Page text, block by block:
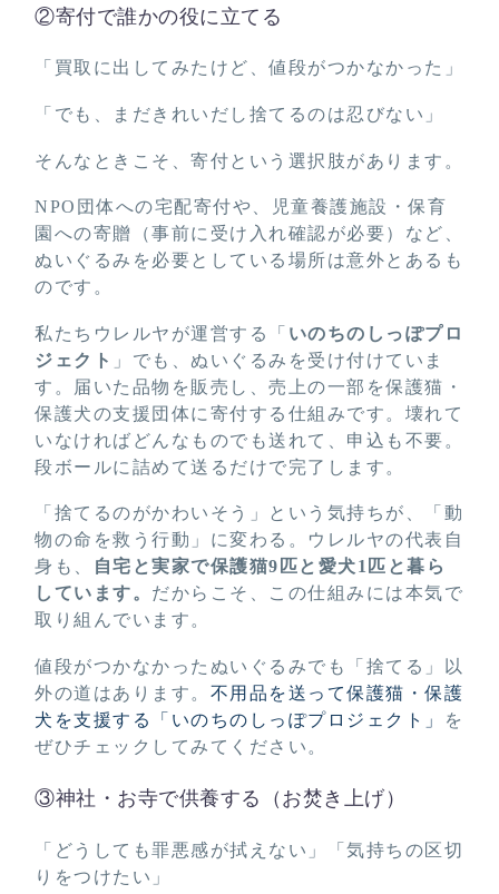
②寄付で誰かの役に立てる
「買取に出してみたけど、値段がつかなかった」
「でも、まだきれいだし捨てるのは忍びない」
そんなときこそ、寄付という選択肢があります。
NPO団体への宅配寄付や、児童養護施設・保育
園への寄贈（事前に受け入れ確認が必要）など、
ぬいぐるみを必要としている場所は意外とあるも
のです。
私たちウレルヤが運営する「 いのちのしっぽプロ
ジェクト 」でも、ぬいぐるみを受け付けていま
す。届いた品物を販売し、売上の一部を保護猫・
保護犬の支援団体に寄付する仕組みです。壊れて
いなければどんなものでも送れて、申込も不要。
段ボールに詰めて送るだけで完了します。
「捨てるのがかわいそう」という気持ちが、「動
物の命を救う行動」に変わる。ウレルヤの代表自
身も、
自宅と実家で保護猫9匹と愛犬1匹と暮ら
しています。 だからこそ、この仕組みには本気で
取り組んでいます。
値段がつかなかったぬいぐるみでも「捨てる」以
外の道はあります。 不用品を送って保護猫・保護
犬を支援する「いのちのしっぽプロジェクト」
を
ぜひチェックしてみてください。
③神社・お寺で供養する（お焚き上げ）
「どうしても罪悪感が拭えない」「気持ちの区切
りをつけたい」